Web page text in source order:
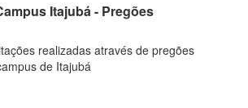
Itajubá - Pregões
realizadas através de pregões
de Itajubá